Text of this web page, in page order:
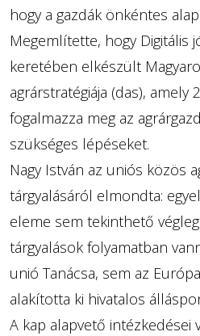
hogy a gazdák önkéntes
Megemlítette, hogy Digitális
keretében elkészült
agrárstratégiája (das), amely
fogalmazza meg az
szükséges lépéseket.
Nagy István az uniós közös
tárgyalásáról elmondta:
eleme sem tekinthető
tárgyalások folyamatban
unió Tanácsa, sem az
alakította ki hivatalos
A kap alapvető intézkedései